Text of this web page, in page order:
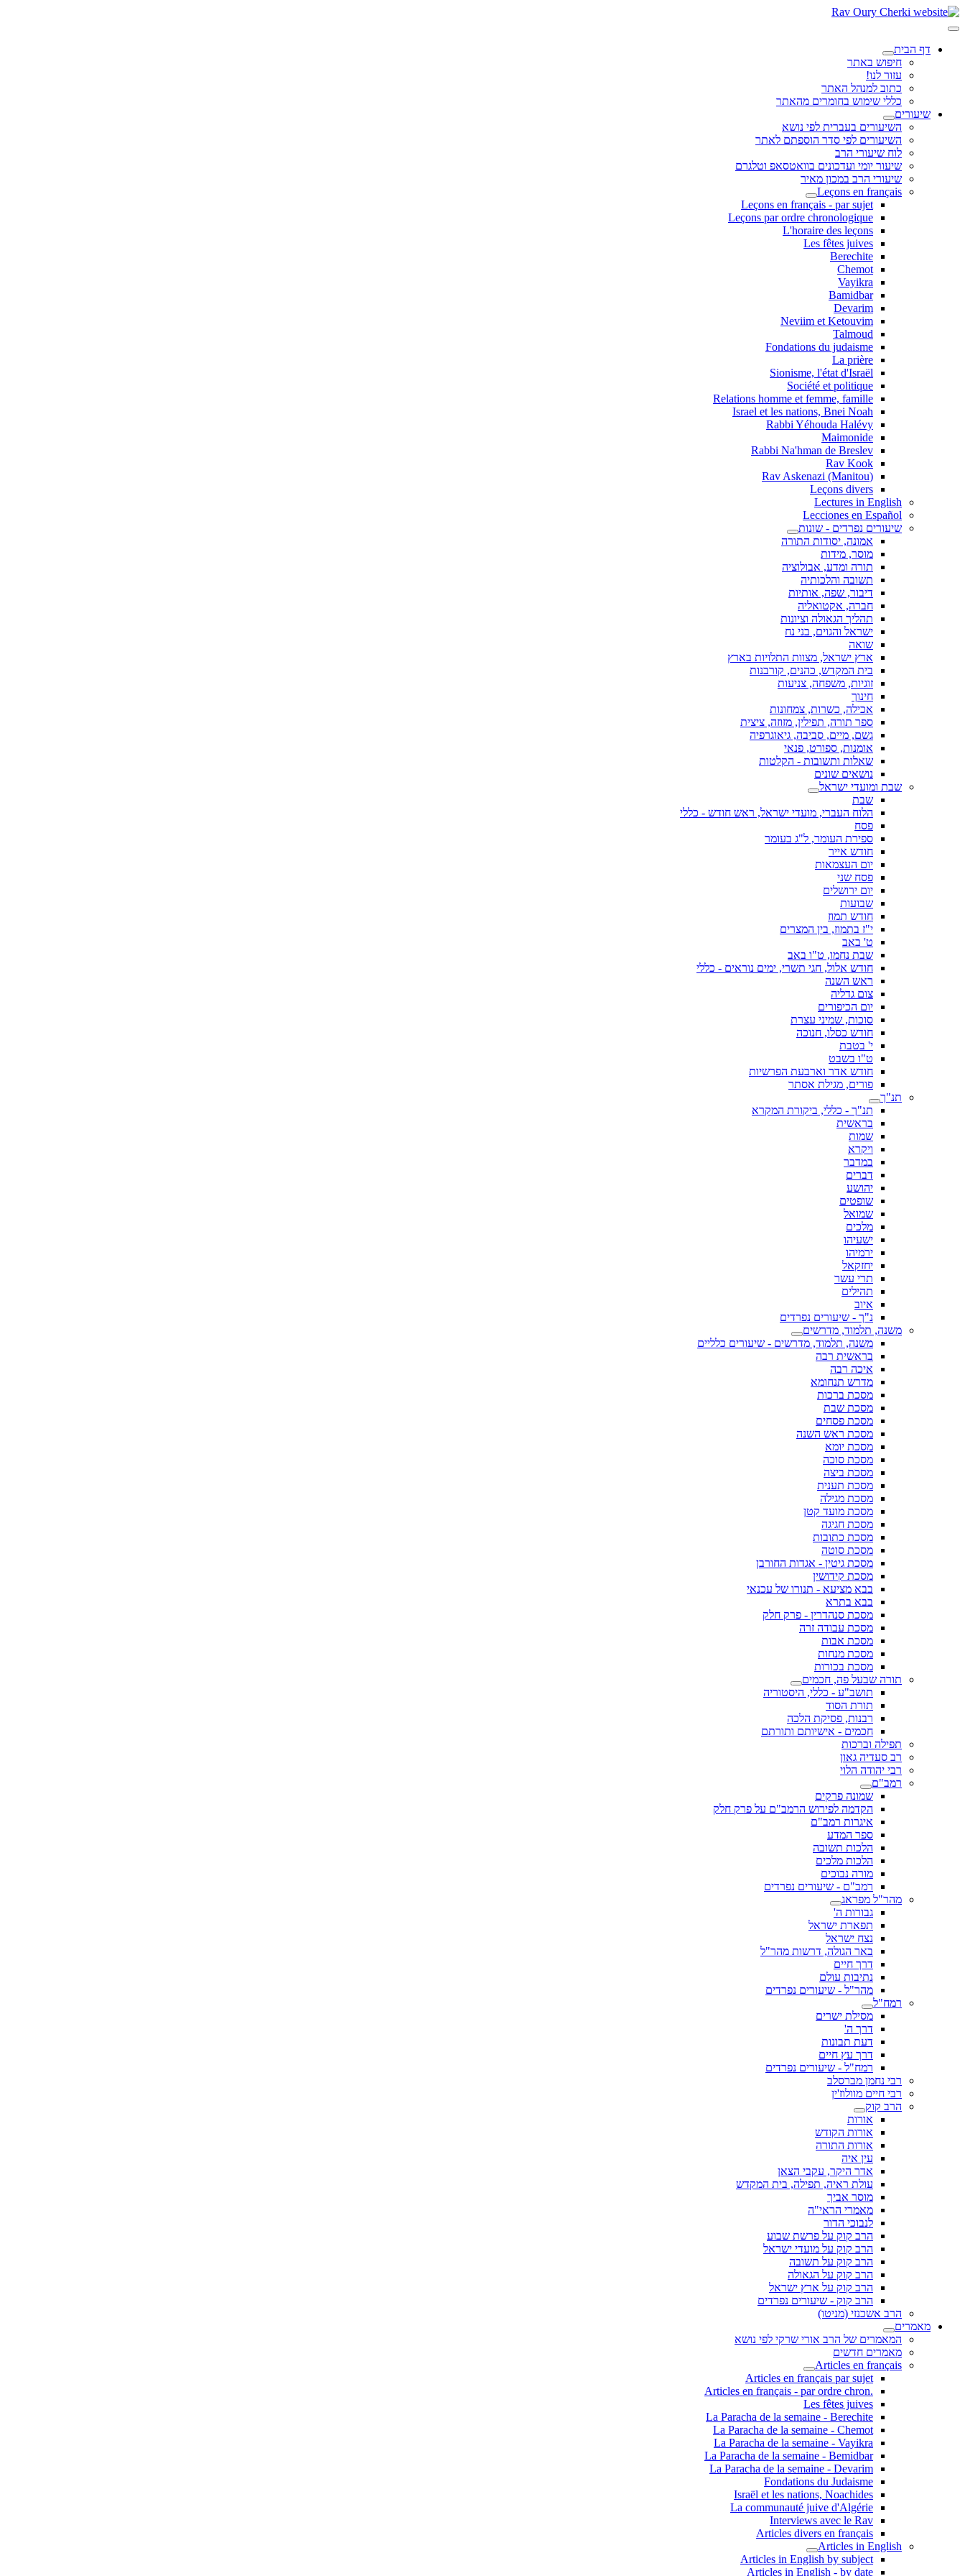
דף הבית
חיפוש באתר
עזור לנו!
כתוב למנהל האתר
כללי שימוש בחומרים מהאתר
שיעורים
השיעורים בעברית לפי נושא
השיעורים לפי סדר הוספתם לאתר
לוח שיעורי הרב
שיעור יומי ועדכונים בוואטסאפ וטלגרם
שיעורי הרב במכון מאיר
Leçons en français
Leçons en français - par sujet
Leçons par ordre chronologique
L'horaire des leçons
Les fêtes juives
Berechite
Chemot
Vayikra
Bamidbar
Devarim
Neviim et Ketouvim
Talmoud
Fondations du judaisme
La prière
Sionisme, l'état d'Israël
Société et politique
Relations homme et femme, famille
Israel et les nations, Bnei Noah
Rabbi Yéhouda Halévy
Maimonide
Rabbi Na'hman de Breslev
Rav Kook
(Rav Askenazi (Manitou
Leçons divers
Lectures in English
Lecciones en Español
שיעורים נפרדים - שונות
אמונה, יסודות התורה
מוסר, מידות
תורה ומדע, אבולוציה
תשובה והלכותיה
דיבור, שפה, אותיות
חברה, אקטואליה
תהליך הגאולה וציונות
ישראל והגוים, בני נח
שואה
ארץ ישראל, מצוות התלויות בארץ
בית המקדש, כהנים, קורבנות
זוגיות, משפחה, צניעות
חינוך
אכילה, כשרות, צמחונות
ספר תורה, תפילין, מזוזה, ציצית
גשם, מיים, סביבה, גיאוגרפיה
אומנות, ספורט, פנאי
שאלות ותשובות - הקלטות
נושאים שונים
שבת ומועדי ישראל
שבת
הלוח העברי, מועדי ישראל, ראש חודש - כללי
פסח
ספירת העומר, ל"ג בעומר
חודש אייר
יום העצמאות
פסח שני
יום ירושלים
שבועות
חודש תמוז
י"ז בתמוז, בין המצרים
ט' באב
שבת נחמו, ט"ו באב
חודש אלול, חגי תשרי, ימים נוראים - כללי
ראש השנה
צום גדליה
יום הכיפורים
סוכות, שמיני עצרת
חודש כסלו, חנוכה
י' בטבת
ט"ו בשבט
חודש אדר וארבעת הפרשיות
פורים, מגילת אסתר
תנ"ך
תנ"ך - כללי, ביקורת המקרא
בראשית
שמות
ויקרא
במדבר
דברים
יהושע
שופטים
שמואל
מלכים
ישעיהו
ירמיהו
יחזקאל
תרי עשר
תהילים
איוב
נ"ך - שיעורים נפרדים
משנה, תלמוד, מדרשים
משנה, תלמוד, מדרשים - שיעורים כלליים
בראשית רבה
איכה רבה
מדרש תנחומא
מסכת ברכות
מסכת שבת
מסכת פסחים
מסכת ראש השנה
מסכת יומא
מסכת סוכה
מסכת ביצה
מסכת תענית
מסכת מגילה
מסכת מועד קטן
מסכת חגיגה
מסכת כתובות
מסכת סוטה
מסכת גיטין - אגדות החורבן
מסכת קידושין
בבא מציעא - תנורו של עכנאי
בבא בתרא
מסכת סנהדרין - פרק חלק
מסכת עבודה זרה
מסכת אבות
מסכת מנחות
מסכת בכורות
תורה שבעל פה, חכמים
תושב"ע - כללי, היסטוריה
תורת הסוד
רבנות, פסיקת הלכה
חכמים - אישיותם ותורתם
תפילה וברכות
רב סעדיה גאון
רבי יהודה הלוי
רמב"ם
שמונה פרקים
הקדמה לפירוש הרמב"ם על פרק חלק
איגרות רמב"ם
ספר המדע
הלכות תשובה
הלכות מלכים
מורה נבוכים
רמב"ם - שיעורים נפרדים
מהר"ל מפראג
גבורות ה'
תפארת ישראל
נצח ישראל
באר הגולה, דרשות מהר"ל
דרך חיים
נתיבות עולם
מהר"ל - שיעורים נפרדים
רמח"ל
מסילת ישרים
דרך ה'
דעת תבונות
דרך עץ חיים
רמח"ל - שיעורים נפרדים
רבי נחמן מברסלב
רבי חיים מוולוז'ין
הרב קוק
אורות
אורות הקודש
אורות התורה
עין איה
אדר היקר, עקבי הצאן
עולת ראיה, תפילה, בית המקדש
מוסר אביך
מאמרי הראי"ה
לנבוכי הדור
הרב קוק על פרשת שבוע
הרב קוק על מועדי ישראל
הרב קוק על תשובה
הרב קוק על הגאולה
הרב קוק על ארץ ישראל
הרב קוק - שיעורים נפרדים
הרב אשכנזי (מניטו)
מאמרים
המאמרים של הרב אורי שרקי לפי נושא
מאמרים חדשים
Articles en français
Articles en français par sujet
.Articles en français - par ordre chron
Les fêtes juives
La Paracha de la semaine - Berechite
La Paracha de la semaine - Chemot
La Paracha de la semaine - Vayikra
La Paracha de la semaine - Bemidbar
La Paracha de la semaine - Devarim
Fondations du Judaisme
Israël et les nations, Noachides
La communauté juive d'Algérie
Interviews avec le Rav
Articles divers en français
Articles in English
Articles in English by subject
Articles in English - by date